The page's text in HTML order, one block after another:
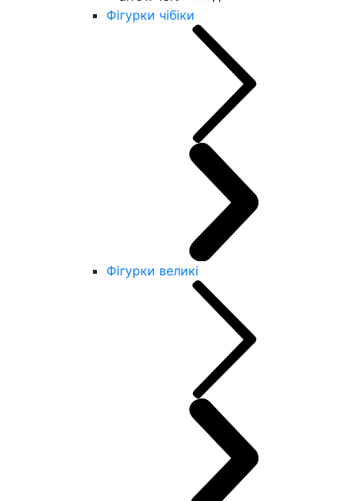
Фігурки чібіки
Фігурки великі